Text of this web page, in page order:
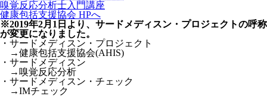
嗅覚反応分析士入門講座
健康包括支援協会 HPへ
※2019年2月1日より、サードメディスン・プロジェクトの呼称
が変更になりました。
・サードメディスン・プロジェクト
→健康包括支援協会(AHIS)
・サードメディスン
→嗅覚反応分析
・サードメディスン・チェック
→IMチェック